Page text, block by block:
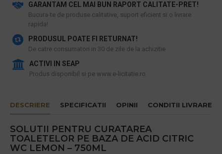
GARANTAM CEL MAI BUN RAPORT CALITATE-PRET!
​Bucura-te de produse calitative, suport eficient si o livrare
rapida!
PRODUSUL POATE FI RETURNAT!
De catre consumatori in 30 de zile de la achizitie
ACTIVI IN SEAP
Produs disponibil si pe www.e-licitatie.ro
DESCRIERE SPECIFICATII OPINII CONDITII LIVRARE
SOLUTII PENTRU CURATAREA
TOALETELOR PE BAZA DE ACID CITRIC
WC LEMON – 750ML